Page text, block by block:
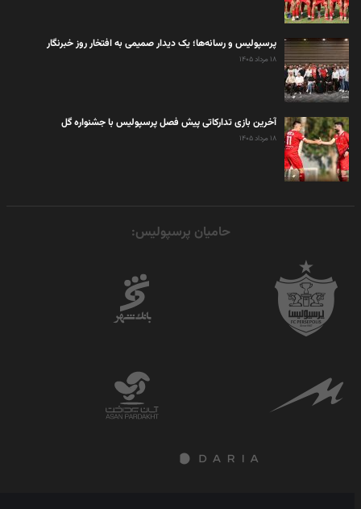
پرسپولیس و رسانه‌ها؛ یک دیدار صمیمی به افتخار روز خبرنگار
۱۸ مرداد ۱۴۰۵
آخرین بازی تدارکاتی پیش فصل پرسپولیس با جشنواره گل
۱۸ مرداد ۱۴۰۵
حامیان پرسپولیس: